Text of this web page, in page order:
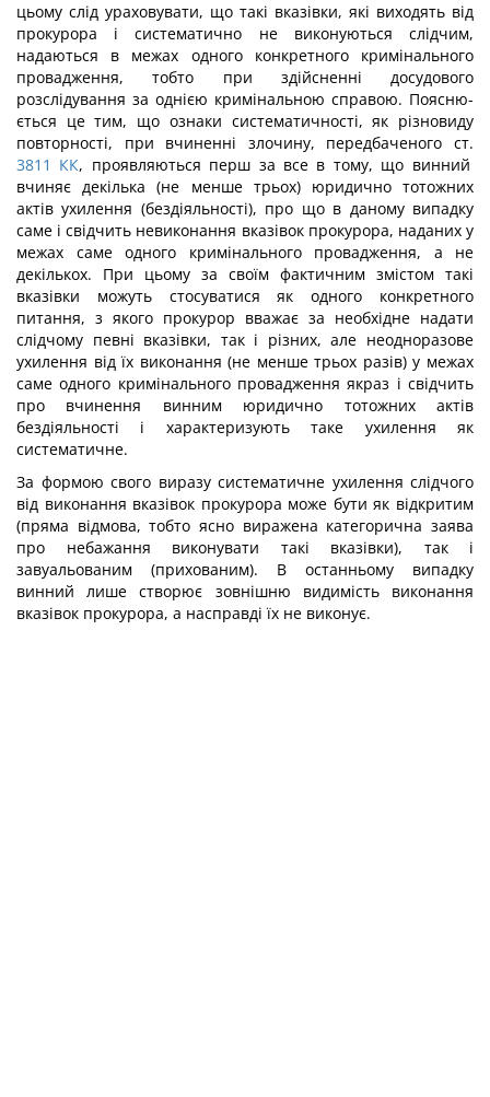
цьому слід урахову­вати, що такі вказівки, які виходять від
прокурора і систематично не виконуються слідчим,
надаються в межах одного конкретного кримінального
провадження, тобто при здійсненні досудового
розслідування за однією кримінальною справою. Поясню­
ється це тим, що ознаки систематичності, як різновиду
повторності, при вчиненні злочину, передбаченого ст.
3811 КК, проявляються перш за все в тому, що винний
вчиняє декілька (не менше трьох) юридично тотожних
актів ухилення (бездіяльнос­ті), про що в даному випадку
саме і свідчить невиконання вказівок прокурора, наданих у
межах саме одного кримінального провадження, а не
декількох. При цьому за своїм фактичним змістом такі
вказівки можуть стосуватися як одного конкретного
питання, з якого прокурор вважає за необхідне надати
слідчому певні вказівки, так і різних, але неодноразове
ухилення від їх виконання (не менше трьох разів) у межах
саме одного кримінального провадження якраз і свідчить
про вчинення винним юридично тотож­них актів
бездіяльності і характеризують таке ухилення як
систематичне.
За формою свого виразу систематичне ухилення слідчого
від виконання вказівок прокурора може бути як відкритим
(пряма відмова, тобто ясно виражена категорична заява
про небажання виконувати такі вказівки), так і
завуальованим (прихованим). В останньому випадку
винний лише створює зовнішню видимість виконання
вказівок прокурора, а насправді їх не виконує.